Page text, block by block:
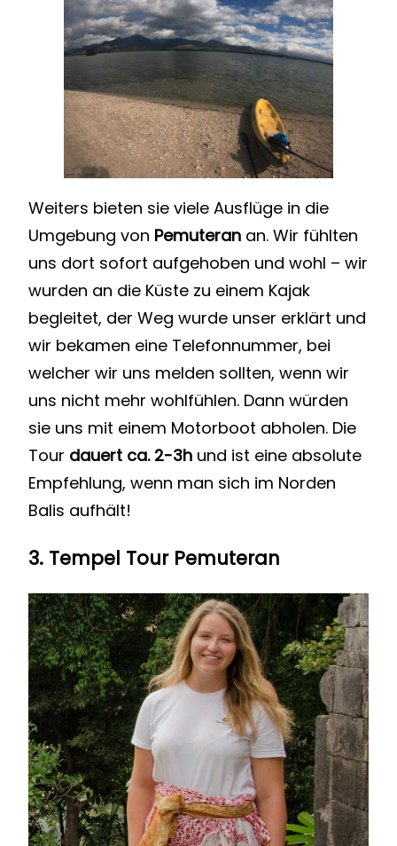
Weiters bieten sie viele Ausflüge in die
Umgebung von Pemuteran an. Wir fühlten
uns dort sofort aufgehoben und wohl – wir
wurden an die Küste zu einem Kajak
begleitet, der Weg wurde unser erklärt und
wir bekamen eine Telefonnummer, bei
welcher wir uns melden sollten, wenn wir
uns nicht mehr wohlfühlen. Dann würden
sie uns mit einem Motorboot abholen. Die
Tour dauert ca. 2-3h und ist eine absolute
Empfehlung, wenn man sich im Norden
Balis aufhält!
3. Tempel Tour Pemuteran